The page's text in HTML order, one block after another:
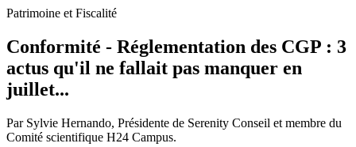
Patrimoine et Fiscalité
Conformité - Réglementation des CGP : 3
actus qu'il ne fallait pas manquer en
juillet...
Par Sylvie Hernando, Présidente de Serenity Conseil et membre du
Comité scientifique H24 Campus.